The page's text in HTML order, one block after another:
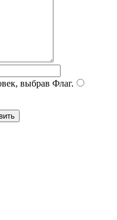
выбрав Флаг.